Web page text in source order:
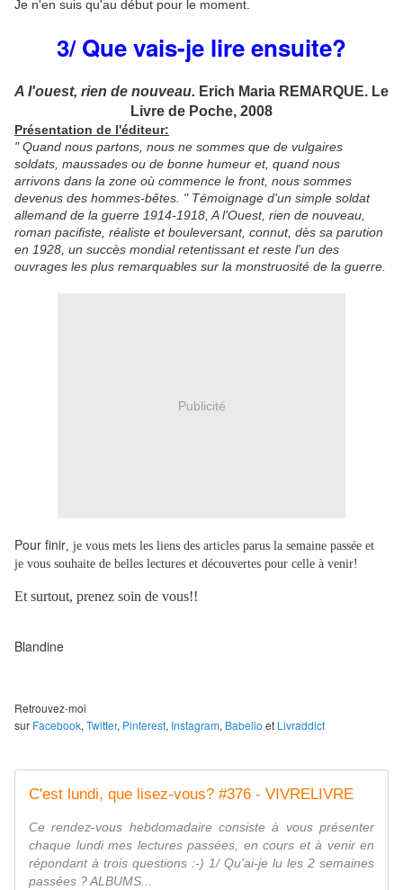
Je n'en suis qu'au début pour le moment.
3/ Que vais-je lire ensuite?
A l'ouest, rien de nouveau. Erich Maria REMARQUE. Le
Livre de Poche, 2008
Présentation de l'éditeur:
" Quand nous partons, nous ne sommes que de vulgaires
soldats, maussades ou de bonne humeur et, quand nous
arrivons dans la zone où commence le front, nous sommes
devenus des hommes-bêtes. " Témoignage d'un simple soldat
allemand de la guerre 1914-1918, A l'Ouest, rien de nouveau,
roman pacifiste, réaliste et bouleversant, connut, dès sa parution
en 1928, un succès mondial retentissant et reste l'un des
ouvrages les plus remarquables sur la monstruosité de la guerre.
Publicité
Pour finir, je vous mets les liens des articles parus la semaine passée et
je vous souhaite de belles lectures et découvertes pour celle à venir!
Et surtout, prenez soin de vous!!
Blandine
Retrouvez-moi
sur Facebook, Twitter, Pinterest, Instagram, Babelio et Livraddict
C'est lundi, que lisez-vous? #376 - VIVRELIVRE
Ce rendez-vous hebdomadaire consiste à vous présenter
chaque lundi mes lectures passées, en cours et à venir en
répondant à trois questions :-) 1/ Qu'ai-je lu les 2 semaines
passées ? ALBUMS...